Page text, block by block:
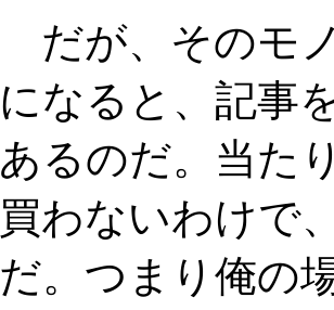
だが、そのモ
になると、記事
あるのだ。当た
買わないわけで
だ。つまり俺の